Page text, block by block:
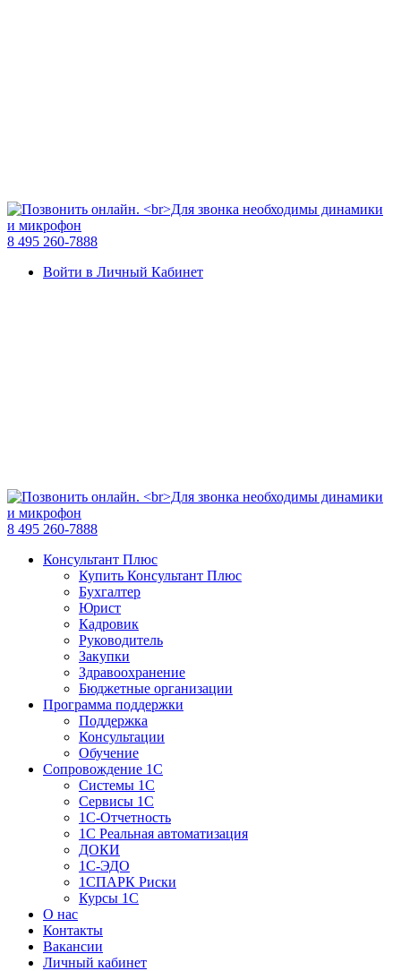
8 495 260-7888
Войти в Личный Кабинет
8 495 260-7888
Консультант Плюс
Купить Консультант Плюс
Бухгалтер
Юрист
Кадровик
Руководитель
Закупки
Здравоохранение
Бюджетные организации
Программа поддержки
Поддержка
Консультации
Обучение
Сопровождение 1С
Системы 1С
Сервисы 1С
1C-Отчетность
1С Реальная автоматизация
ДОКИ
1C-ЭДО
1СПАРК Риски
Курсы 1С
О нас
Контакты
Вакансии
Личный кабинет